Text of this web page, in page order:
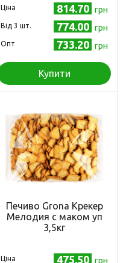
Ціна 814.70 грн
Від 3 шт. 774.00 грн
Опт 733.20 грн
Купити
Печиво Grona Крекер
Мелодия с маком уп
3,5кг
Ціна 475.50 грн